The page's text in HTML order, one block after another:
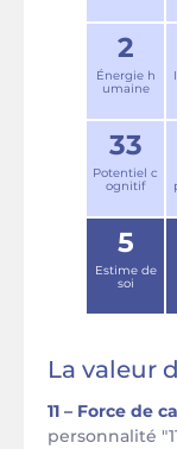
2
Énergie h
umaine
33
Potentiel c
ognitif
5
Estime de
soi
La valeur
11 – Force de
personnalité